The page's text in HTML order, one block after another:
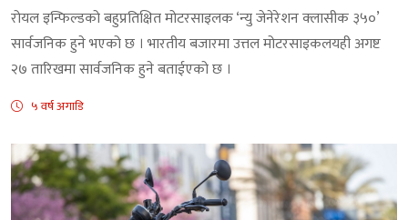
रोयल इन्फिल्डको बहुप्रतिक्षित मोटरसाइलक ‘न्यु जेनेरेशन क्लासीक ३५०’
सार्वजनिक हुने भएको छ । भारतीय बजारमा उत्तल मोटरसाइकलयही अगष्ट
२७ तारिखमा सार्वजनिक हुने बताईएको छ ।
५ वर्ष अगाडि